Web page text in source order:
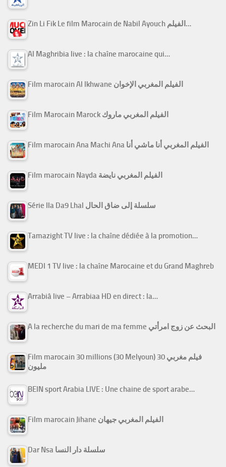
Zin Li Fik Le film Marocain de Nabil Ayouch الفيلم…
Al Maghribia live : la chaîne marocaine qui…
Film marocain Al Ikhwane الفيلم المغربي الإخوان
Film Marocain Marock الفيلم المغربي ماروك
Film marocain Ana Machi Ana الفيلم المغربي أنا ماشي أنا
Film marocain Nayda الفيلم المغربي نايضة
Série Ila Da9 Lhal سلسلة إلى ضاق الحال
Tamazight TV live : la chaîne dédiée à la promotion…
MEDI 1 TV live : la chaîne Marocaine et du Grand Maghreb
Arrabiâ live – Arrabiaa HD en direct : la…
A la recherche du mari de ma femme البحث عن زوج امرأتي
Film marocain 30 millions (30 Melyoun) فيلم مغربي 30
مليون
BEIN sport Arabia LIVE : Une chaine de sport arabe…
Film marocain Jihane الفيلم المغربي جيهان
Dar Nsa سلسلة دار النسا